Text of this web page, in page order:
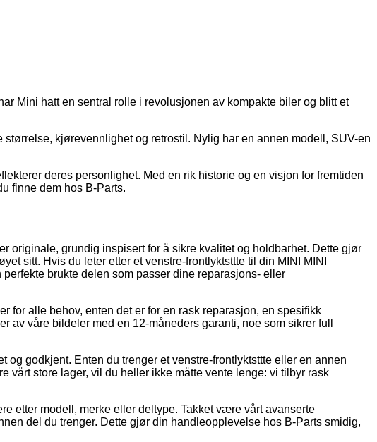
Mini hatt en sentral rolle i revolusjonen av kompakte biler og blitt et
kjørevennlighet og retrostil. Nylig har en annen modell, SUV-en
deres personlighet. Med en rik historie og en visjon for fremtiden
finne dem hos B-Parts.
originale, grundig inspisert for å sikre kvalitet og holdbarhet. Dette gjør
sitt. Hvis du leter etter et venstre-frontlyktsttte til din MINI MINI
brukte delen som passer dine reparasjons- eller
for alle behov, enten det er for en rask reparasjon, en spesifikk
våre bildeler med en 12-måneders garanti, noe som sikrer full
godkjent. Enten du trenger et venstre-frontlyktsttte eller en annen
vårt store lager, vil du heller ikke måtte vente lenge: vi tilbyr rask
etter modell, merke eller deltype. Takket være vårt avanserte
del du trenger. Dette gjør din handleopplevelse hos B-Parts smidig,